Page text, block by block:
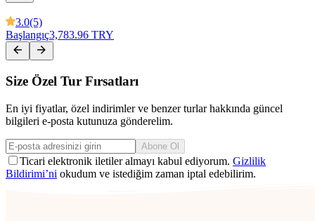
3.0(5)
Başlangıç3,783.96 TRY
Size Özel Tur Fırsatları
En iyi fiyatlar, özel indirimler ve benzer turlar hakkında güncel
bilgileri e-posta kutunuza gönderelim.
Abone Ol
Ticari elektronik iletiler almayı kabul ediyorum. Gizlilik
Bildirimi’ni okudum ve istediğim zaman iptal edebilirim.